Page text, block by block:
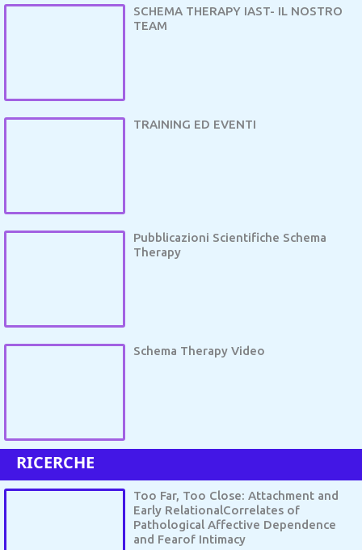
SCHEMA THERAPY IAST- IL NOSTRO
TEAM
TRAINING ED EVENTI
Pubblicazioni Scientifiche Schema
Therapy
Schema Therapy Video
RICERCHE
Too Far, Too Close: Attachment and
Early RelationalCorrelates of
Pathological Affective Dependence
and Fearof Intimacy